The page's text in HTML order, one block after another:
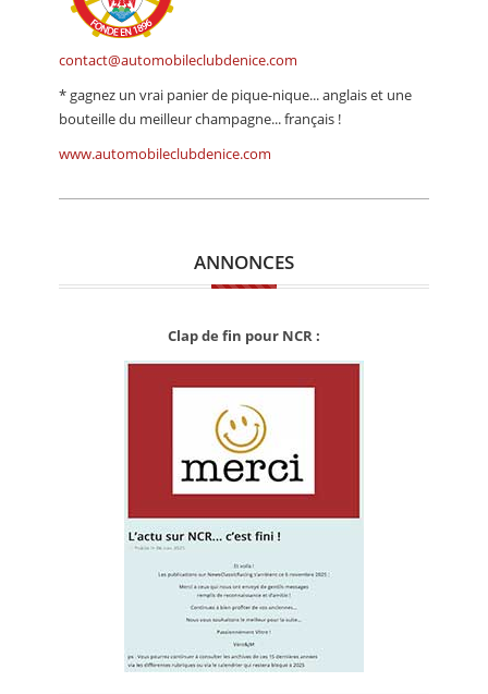
contact@automobileclubdenice.com
* gagnez un vrai panier de pique-nique... anglais et une
bouteille du meilleur champagne... français !
www.automobileclubdenice.com
ANNONCES
Clap de fin pour NCR :